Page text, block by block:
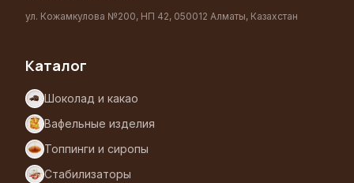
ул. Кожамкулова №200, НП 42, 050012 Алматы, Казахстан
Каталог
Шоколад и какао
Вафельные изделия
Топпинги и сиропы
Стабилизаторы